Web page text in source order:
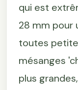
qui est
28 mm pour
toutes
mésanges
plus